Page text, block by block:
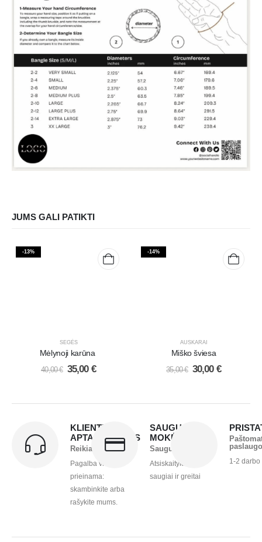
JUMS GALI PATIKTI
-13%
SEGĖS
Mėlynoji karūna
40,00€ 35,00 €
-14%
AUSKARAI
Miško šviesa
35,00€ 30,00 €
KLIENTŲ
APTARNAVIMAS
Reikia pagalbos?
Pagalba visada
prieinama:
skambinkite arba
rašykite mums.
SAUGUS
MOKĖJIMAS
Saugu ir greita
Atsiskaitykite
saugiai ir greitai
1-2